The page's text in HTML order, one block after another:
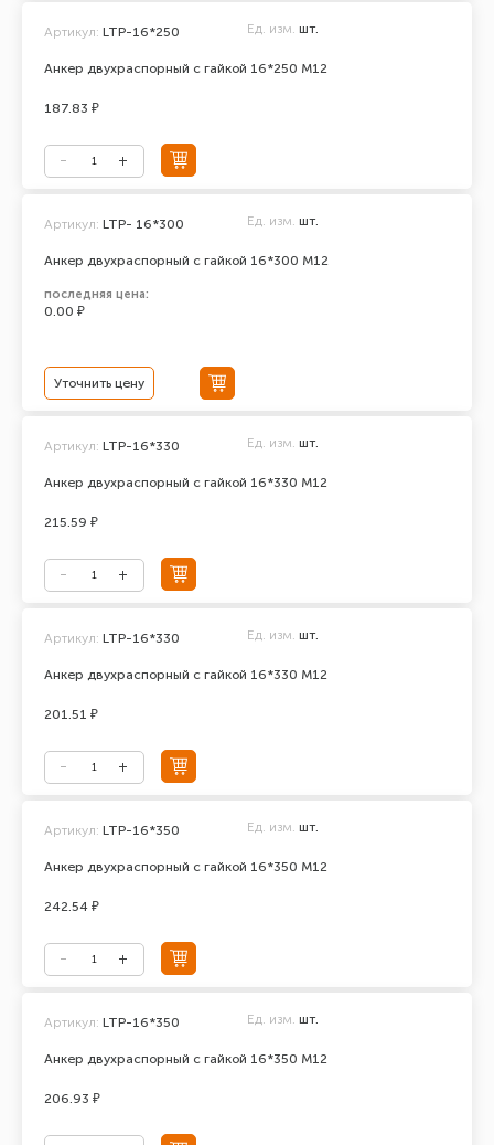
Анкер двухраспорный с гайкой 16*250 М12
Артикул: LTP-16*250 Ед. изм. шт.
187.83 ₽
Анкер двухраспорный с гайкой 16*300 М12
Артикул: LTP- 16*300 Ед. изм. шт.
последняя цена:
0.00 ₽
Уточнить цену
Анкер двухраспорный с гайкой 16*330 М12
Артикул: LTP-16*330 Ед. изм. шт.
215.59 ₽
Анкер двухраспорный с гайкой 16*330 М12
Артикул: LTP-16*330 Ед. изм. шт.
201.51 ₽
Анкер двухраспорный с гайкой 16*350 М12
Артикул: LTP-16*350 Ед. изм. шт.
242.54 ₽
Анкер двухраспорный с гайкой 16*350 М12
Артикул: LTP-16*350 Ед. изм. шт.
206.93 ₽